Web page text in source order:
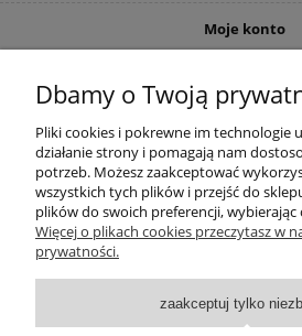
Moje konto
Dbamy o Twoją
Pliki cookies i pokrewne im technologie
działanie strony i pomagają nam
potrzeb. Możesz zaakceptować
wszystkich tych plików i przejść do
plików do swoich preferencji,
Więcej o plikach cookies przeczytasz w
prywatności.
zaakceptuj tylko